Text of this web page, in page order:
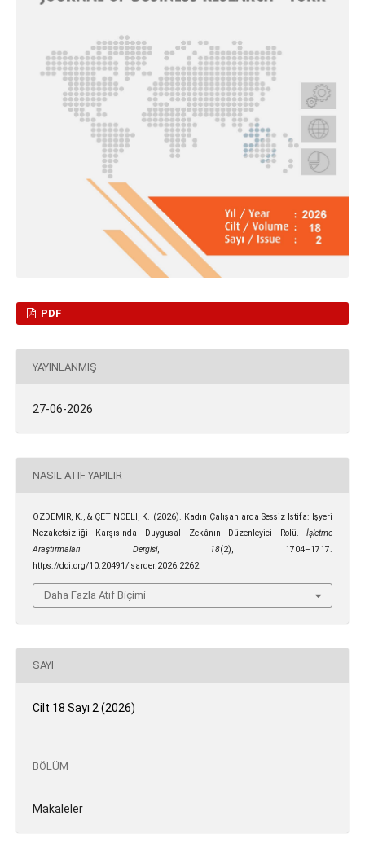
PDF
YAYINLANMIŞ
27-06-2026
NASIL ATIF YAPILIR
ÖZDEMİR, K., & ÇETİNCELİ, K. (2026). Kadın Çalışanlarda Sessiz İstifa: İşyeri
Nezaketsizliği Karşısında Duygusal Zekânın Düzenleyici Rolü.İşletme
Araştırmaları Dergisi, 18(2), 1704–1717.
https://doi.org/10.20491/isarder.2026.2262
Daha Fazla Atıf Biçimi
SAYI
Cilt 18 Sayı 2 (2026)
BÖLÜM
Makaleler